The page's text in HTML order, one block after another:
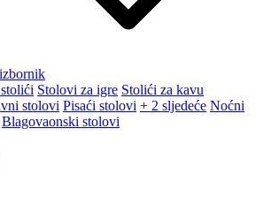
Stolovi za igre Stolići za kavu
stolovi Pisaći stolovi + 2 sljedeće Noćni
Blagovaonski stolovi